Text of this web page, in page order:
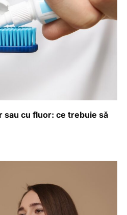
sau cu fluor: ce trebuie să